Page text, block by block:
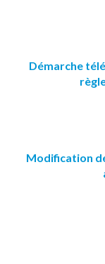
Démarche
Modification